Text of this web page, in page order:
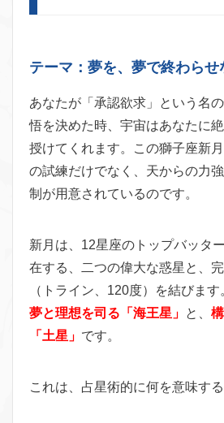
テーマ：夢を、夢で終わらせ
あなたが「承認欲求」という名
悟を決めた時、宇宙はあなたに
授けてくれます。この獅子座新
の試練だけでなく、天からの力
制が用意されているのです。
新月は、12星座のトップバッタ
在する、二つの偉大な惑星と、
（トライン、120度）を結びます
夢と理想を司る「海王星」 と、
「土星」 です。
これは、占星術的に何を意味す